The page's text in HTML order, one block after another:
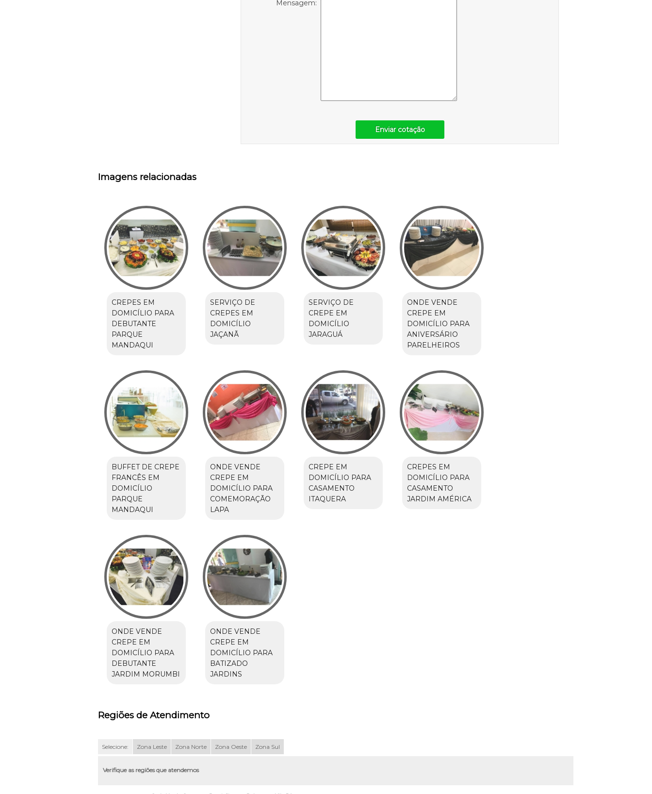
Mensagem:
Enviar cotação
Imagens relacionadas
CREPES EM
DOMICÍLIO PARA
DEBUTANTE
PARQUE
MANDAQUI
SERVIÇO DE
CREPES EM
DOMICÍLIO
JAÇANÃ
SERVIÇO DE
CREPE EM
DOMICÍLIO
JARAGUÁ
ONDE VENDE
CREPE EM
DOMICÍLIO PARA
ANIVERSÁRIO
PARELHEIROS
BUFFET DE CREPE
FRANCÊS EM
DOMICÍLIO
PARQUE
MANDAQUI
ONDE VENDE
CREPE EM
DOMICÍLIO PARA
COMEMORAÇÃO
LAPA
CREPE EM
DOMICÍLIO PARA
CASAMENTO
ITAQUERA
CREPES EM
DOMICÍLIO PARA
CASAMENTO
JARDIM AMÉRICA
ONDE VENDE
CREPE EM
DOMICÍLIO PARA
DEBUTANTE
JARDIM MORUMBI
ONDE VENDE
CREPE EM
DOMICÍLIO PARA
BATIZADO
JARDINS
Regiões de Atendimento
Selecione: Zona Leste Zona Norte Zona Oeste Zona Sul
Verifique as regiões que atendemos